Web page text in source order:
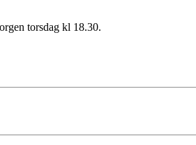
torsdag kl 18.30.